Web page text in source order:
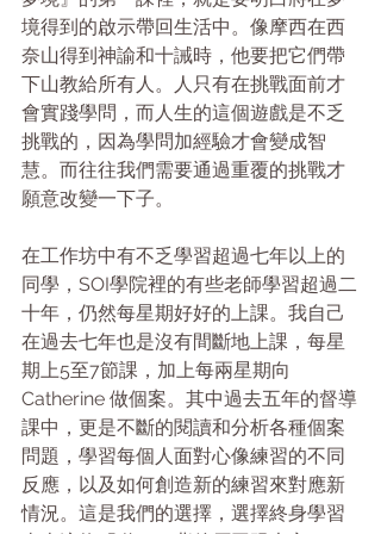
境得到的啟示帶回生活中。像摩西在西
奈山得到神諭和十誡時，他要把它們帶
下山教給所有人。人只有在挑戰面前才
會實踐學問，而人生的這個遊戲是不乏
挑戰的，因為學問加經驗才會變成智
慧。而往往我們需要通過重覆的挑戰才
願意改變一下子。
在工作坊中有不乏學習超過七年以上的
同學，SOI學院裡的有些老師學習超過二
十年，仍然每星期好好的上課。我自己
在過去七年也是沒有間斷地上課，每星
期上5至7節課，加上每兩星期向
Catherine 做個案。其中過去五年的督導
課中，更是不斷的閱讀和分析各種個案
問題，學習每個人面對心像練習的不同
反應，以及如何創造新的練習來對應新
情況。這是我們的選擇，選擇終身學習